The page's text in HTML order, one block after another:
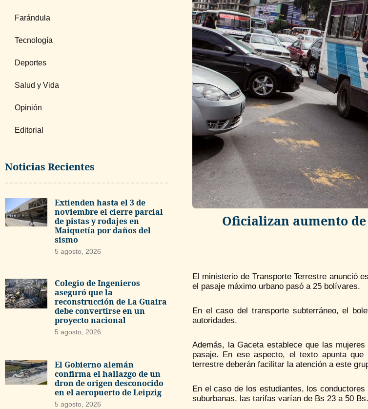
Farándula
Tecnología
Deportes
Salud y Vida
Opinión
Editorial
Noticias Recientes
Extienden hasta el 3 de
noviembre el cierre parcial
de pistas y rodajes en
Maiquetía por daños del
sismo
5 agosto, 2026
Colegio de Ingenieros
aseguró que la
reconstrucción de La Guaira
debe convertirse en un
proyecto nacional
5 agosto, 2026
El Gobierno alemán
confirma el hallazgo de un
dron de origen desconocido
en el aeropuerto de Leipzig
5 agosto, 2026
Oficializan aumento
El ministerio de Transporte Terrestre anunció
el pasaje máximo urbano pasó a 25 bolívares.
En el caso del transporte subterráneo, el
autoridades.
Además, la Gaceta establece que las
pasaje. En ese aspecto, el texto apunta
terrestre deberán facilitar la atención a este
En el caso de los estudiantes, los
suburbanas, las tarifas varían de Bs 23 a 50